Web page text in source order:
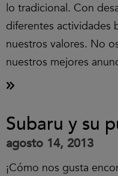
lo tradicional. Con
diferentes actividades
nuestros valores. No
nuestros mejores
Subaru y su
agosto 14, 2013
¡Cómo nos gusta